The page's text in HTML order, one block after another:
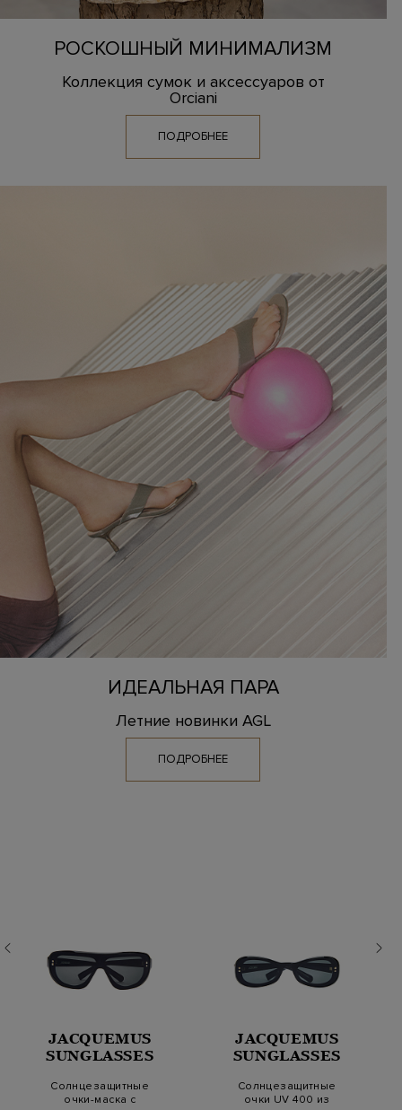
РОСКОШНЫЙ МИНИМАЛИЗМ
Коллекция сумок и аксессуаров от
Orciani
ПОДРОБНЕЕ
ИДЕАЛЬНАЯ ПАРА
Летние новинки AGL
ПОДРОБНЕЕ
JACQUEMUS
SUNGLASSES
Солнцезащитные
очки-маска с
JACQUEMUS
SUNGLASSES
Солнцезащитные
очки UV 400 из